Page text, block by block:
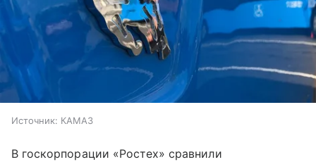
Источник: КАМАЗ
В госкорпорации «Ростех» сравнили